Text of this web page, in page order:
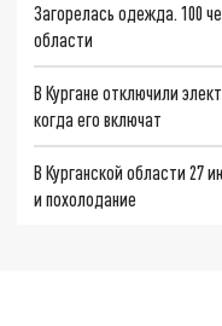
Загорелась одежда. 100
области
В Кургане отключили
когда его включат
В Курганской области 27
и похолодание